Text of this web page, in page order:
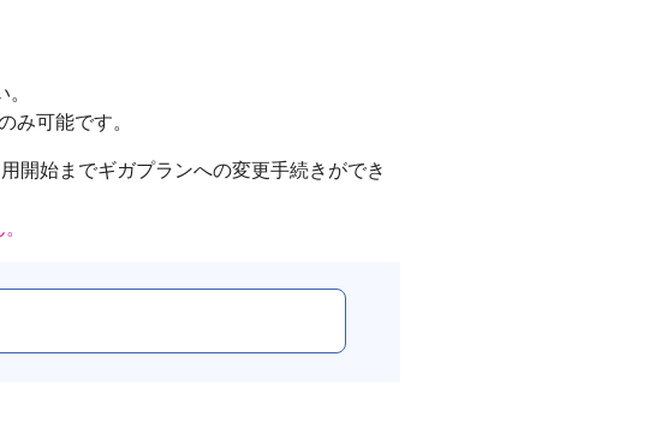
み可能です。
開始までギガプランへの変更手続きができ